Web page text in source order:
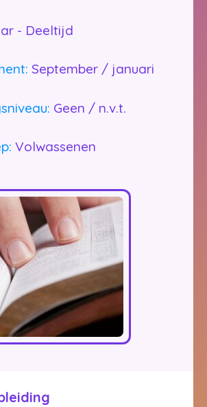
- Deeltijd
September / januari
Geen / n.v.t.
Volwassenen